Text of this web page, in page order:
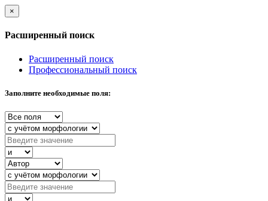
×
Расширенный поиск
Расширенный поиск
Профессиональный поиск
Заполните необходимые поля: